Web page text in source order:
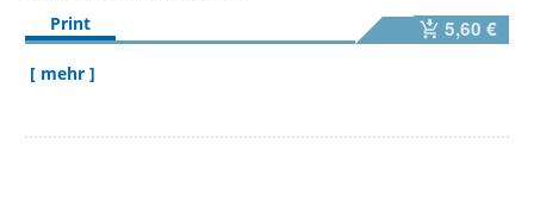
Print
5,60 €
[ mehr ]